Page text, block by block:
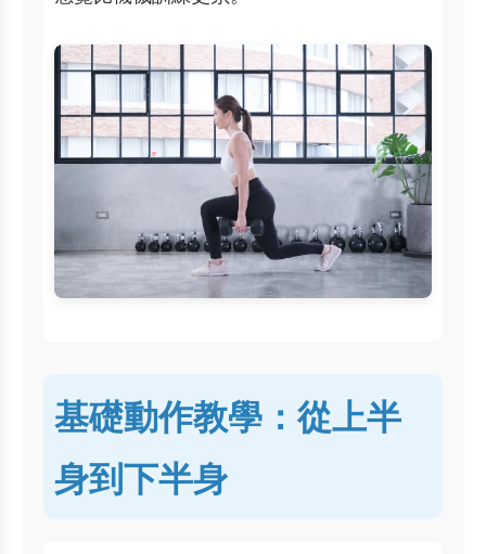
基礎動作教學：從上半
身到下半身